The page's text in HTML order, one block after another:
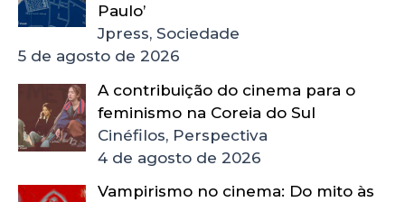
Paulo’
Jpress, Sociedade
5 de agosto de 2026
A contribuição do cinema para o
feminismo na Coreia do Sul
Cinéfilos, Perspectiva
4 de agosto de 2026
Vampirismo no cinema: Do mito às